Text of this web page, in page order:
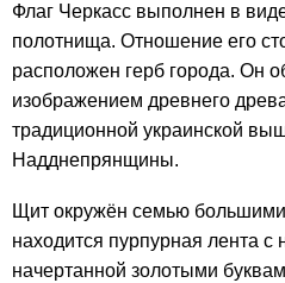
Флаг Черкасс выполнен в
полотнища. Отношение его
расположен герб города. Он
изображением древнего
традиционной украинской
Надднепрянщины.
Щит окружён семью
находится пурпурная лента
начертанной золотыми